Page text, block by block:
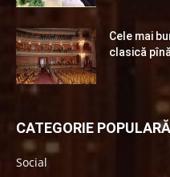
Cele mai
clasică
CATEGORIE POPULARĂ
Social